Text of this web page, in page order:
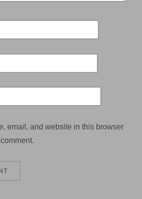
email, and website in this browser